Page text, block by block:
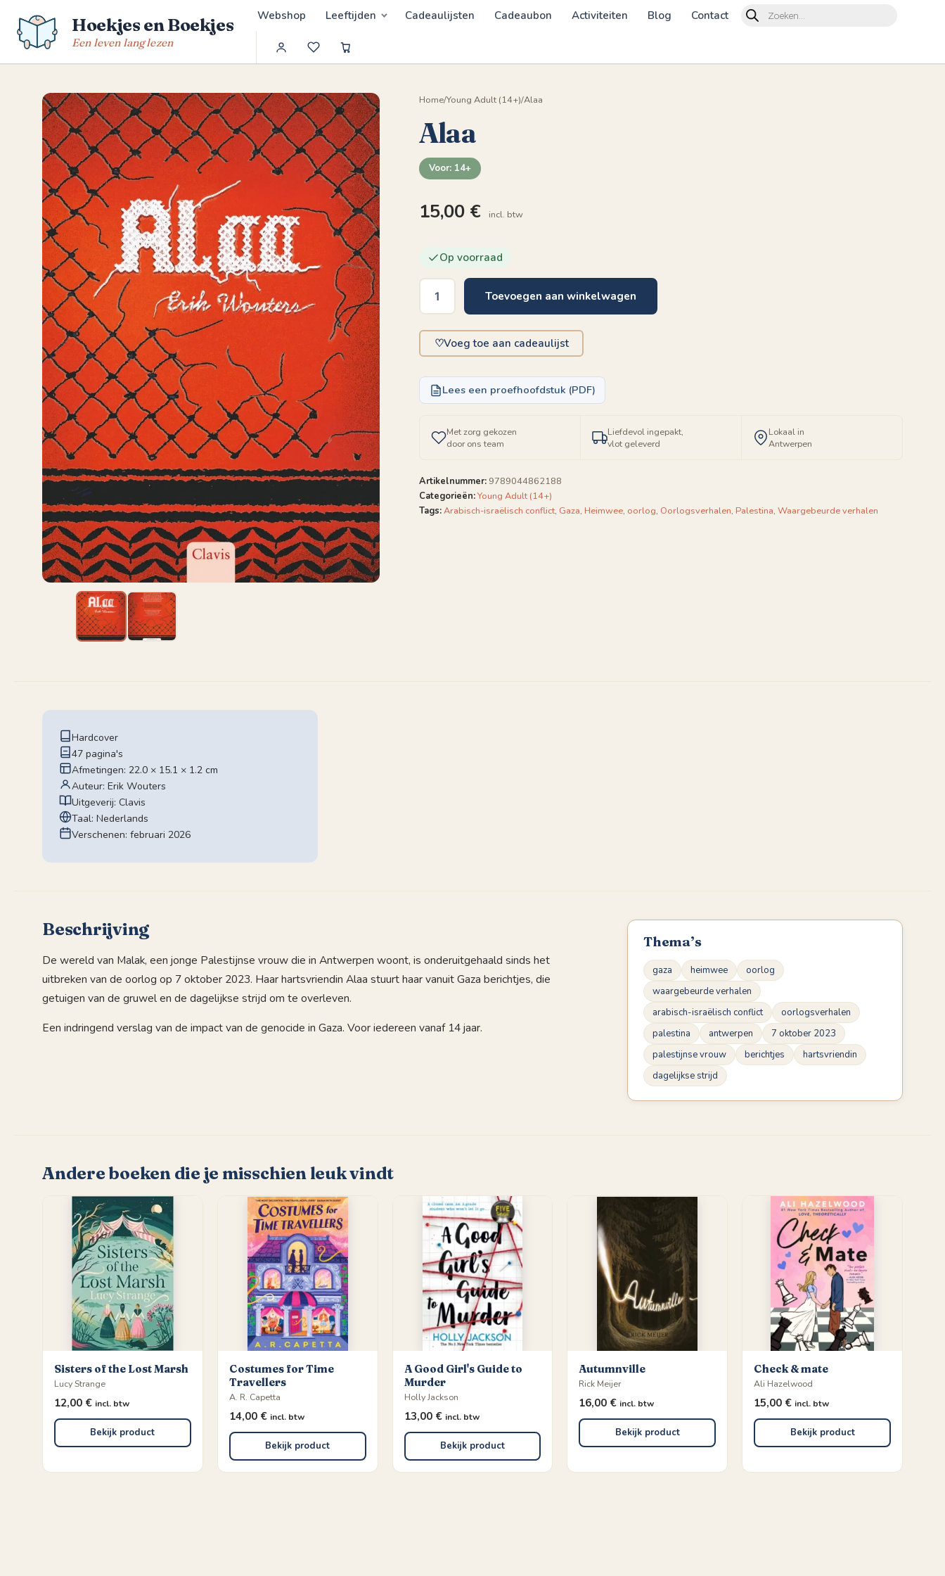
naar
inhoud
Hoekjes en Boekjes
Een leven lang lezen
Webshop Leeftijden Cadeaulijsten Cadeaubon Activiteiten Blog Contact
Products
search
Home/Young Adult (14+)/Alaa
Alaa
Voor: 14+
15,00 € incl. btw
Op voorraad
Alaa
aantal
Toevoegen aan winkelwagen
♡Voeg toe aan cadeaulijst
Lees een proefhoofdstuk (PDF)
Met zorg gekozen
door ons team
Liefdevol ingepakt,
vlot geleverd
Lokaal in
Antwerpen
Artikelnummer: 9789044862188
Categorieën:Young Adult (14+)
Tags:Arabisch-israëlisch conflict, Gaza, Heimwee, oorlog, Oorlogsverhalen, Palestina, Waargebeurde verhalen
Hardcover
47 pagina's
Afmetingen: 22.0 × 15.1 × 1.2 cm
Auteur: Erik Wouters
Uitgeverij: Clavis
Taal: Nederlands
Verschenen: februari 2026
Beschrijving
De wereld van Malak, een jonge Palestijnse vrouw die in Antwerpen woont, is onderuitgehaald sinds het
uitbreken van de oorlog op 7 oktober 2023. Haar hartsvriendin Alaa stuurt haar vanuit Gaza berichtjes, die
getuigen van de gruwel en de dagelijkse strijd om te overleven.
Een indringend verslag van de impact van de genocide in Gaza. Voor iedereen vanaf 14 jaar.
Thema’s
gaza heimwee
oorlog
waargebeurde verhalen
arabisch-israëlisch conflict
oorlogsverhalen
palestina
antwerpen
7 oktober 2023
palestijnse vrouw
berichtjes
hartsvriendin
dagelijkse strijd
Andere boeken die je misschien leuk vindt
Sisters of the Lost Marsh
Lucy Strange
12,00 € incl. btw
Bekijk product
Costumes for Time
Travellers
A. R. Capetta
14,00 € incl. btw
Bekijk product
A Good Girl's Guide to
Murder
Holly Jackson
13,00 € incl. btw
Bekijk product
Autumnville
Rick Meijer
16,00 € incl. btw
Bekijk product
Check & mate
Ali Hazelwood
15,00 € incl. btw
Bekijk product